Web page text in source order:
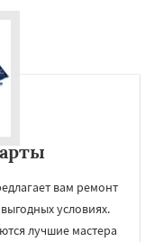
вам ремонт
условиях.
лучшие мастера